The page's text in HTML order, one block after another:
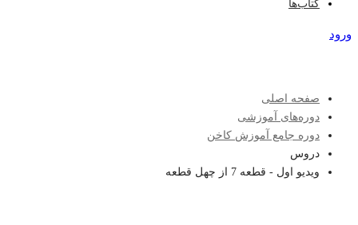
کتاب‌ها
ورود
صفحه اصلی
دوره‌های آموزشی
دوره جامع آموزش کاخن
دروس
ویدیو اول - قطعه 7 از چهل قطعه